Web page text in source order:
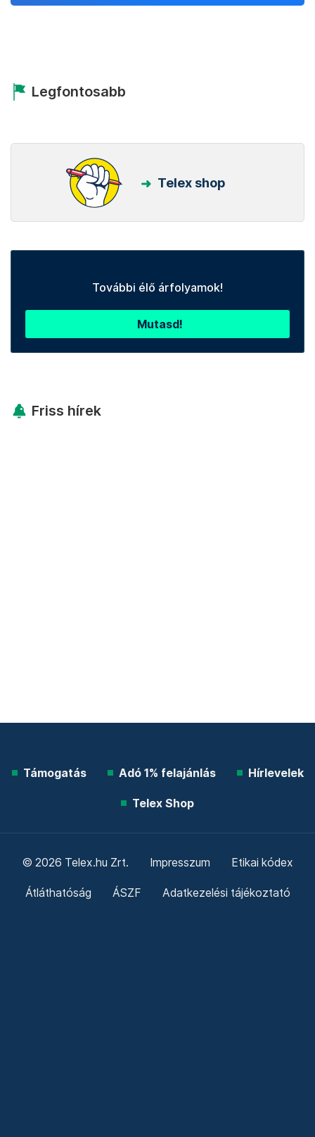
Legfontosabb
Telex shop
További élő árfolyamok!
Mutasd!
Friss hírek
Támogatás Adó 1% felajánlás Hírlevelek
Telex Shop
© 2026 Telex.hu Zrt. Impresszum Etikai kódex
Átláthatóság ÁSZF Adatkezelési tájékoztató